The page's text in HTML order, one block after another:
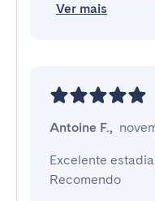
Ver mais
Antoine F.,
Excelente
Recomendo